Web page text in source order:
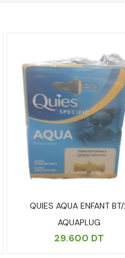
QUIES AQUA ENFANT
AQUAPLUG
29.600 DT